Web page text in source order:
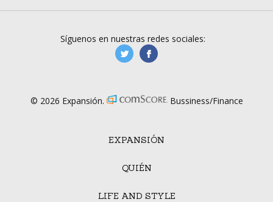
EXPANSIÓN
QUIÉN
LIFE AND STYLE
Síguenos en nuestras redes sociales:
manufacturaGE
© 2026 Expansión. Bussiness/Finance